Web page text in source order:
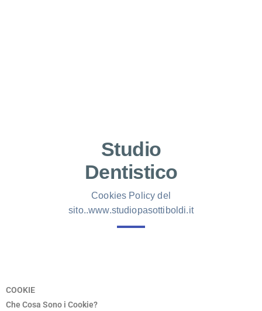
Studio
Dentistico
Cookies Policy del
sito..www.studiopasottiboldi.it
COOKIE
Che Cosa Sono i Cookie?